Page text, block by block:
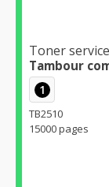
Toner
Tambour
1
TB2510
15000 pages